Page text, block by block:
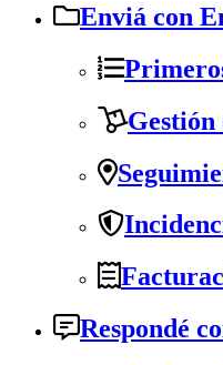
Enviá con
Gestión
Respondé